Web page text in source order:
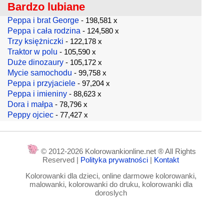
Bardzo lubiane
Peppa i brat George - 198,581 x
Peppa i cała rodzina - 124,580 x
Trzy księżniczki - 122,178 x
Traktor w polu - 105,590 x
Duże dinozaury - 105,172 x
Mycie samochodu - 99,758 x
Peppa i przyjaciele - 97,204 x
Peppa i imieniny - 88,623 x
Dora i małpa - 78,796 x
Peppy ojciec - 77,427 x
© 2012-2026 Kolorowankionline.net ® All Rights
Reserved | Polityka prywatności | Kontakt
Kolorowanki dla dzieci, online darmowe kolorowanki,
malowanki, kolorowanki do druku, kolorowanki dla
doroslych